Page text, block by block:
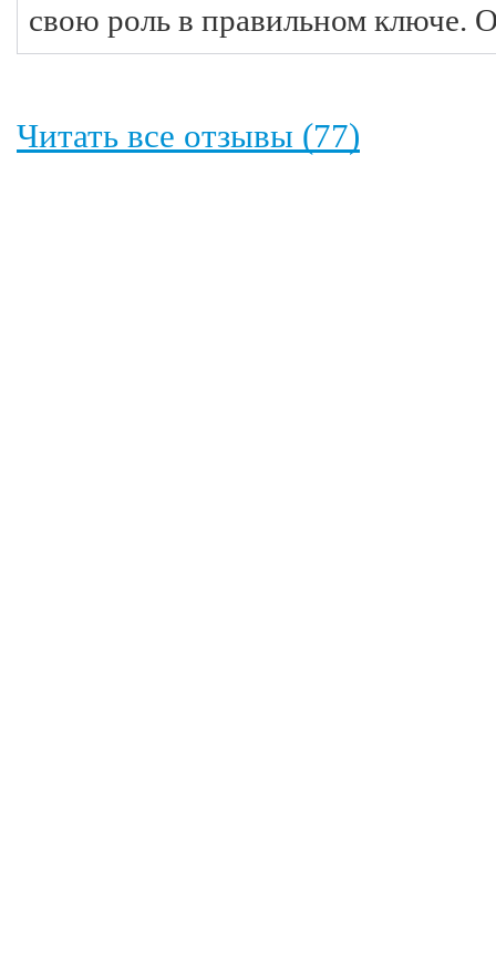
свою роль в правильном ключе.
Читать все отзывы (77)